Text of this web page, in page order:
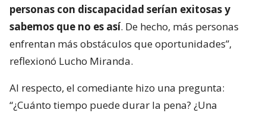
personas con discapacidad serían exitosas y
sabemos que no es así. De hecho, más personas
enfrentan más obstáculos que oportunidades”,
reflexionó Lucho Miranda.
Al respecto, el comediante hizo una pregunta:
“¿Cuánto tiempo puede durar la pena? ¿Una